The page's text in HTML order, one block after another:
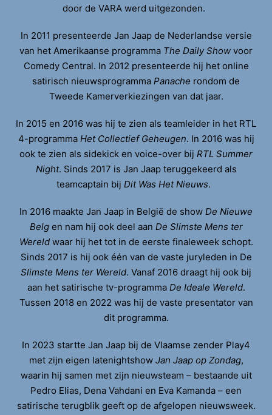
door de VARA werd uitgezonden.
In 2011 presenteerde Jan Jaap de Nederlandse versie
van het Amerikaanse programma The Daily Show voor
Comedy Central. In 2012 presenteerde hij het online
satirisch nieuwsprogramma Panache rondom de
Tweede Kamerverkiezingen van dat jaar.
In 2015 en 2016 was hij te zien als teamleider in het RTL
4-programma Het Collectief Geheugen. In 2016 was hij
ook te zien als sidekick en voice-over bij RTL Summer
Night. Sinds 2017 is Jan Jaap teruggekeerd als
teamcaptain bij Dit Was Het Nieuws.
In 2016 maakte Jan Jaap in België de show De Nieuwe
Belg en nam hij ook deel aan De Slimste Mens ter
Wereldwaar hij het tot in de eerste finaleweek schopt.
Sinds 2017 is hij ook één van de vaste juryleden in De
Slimste Mens ter Wereld. Vanaf 2016 draagt hij ook bij
aan het satirische tv-programma De Ideale Wereld.
Tussen 2018 en 2022 was hij de vaste presentator van
dit programma.
In 2023 startte Jan Jaap bij de Vlaamse zender Play4
met zijn eigen latenightshow Jan Jaap op Zondag,
waarin hij samen met zijn nieuwsteam – bestaande uit
Pedro Elias, Dena Vahdani en Eva Kamanda – een
satirische terugblik geeft op de afgelopen nieuwsweek.